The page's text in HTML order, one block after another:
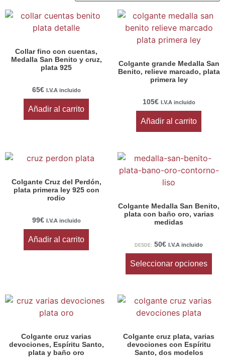
Collar fino con cuentas,
Medalla San Benito y cruz,
plata 925
65€ I.V.A incluido
Añadir al carrito
Colgante grande Medalla San
Benito, relieve marcado, plata
primera ley
105€ I.V.A incluido
Añadir al carrito
Colgante Cruz del Perdón,
plata primera ley 925 con
rodio
99€ I.V.A incluido
Añadir al carrito
Colgante Medalla San Benito,
plata con baño oro, varias
medidas
DESDE: 50€ I.V.A incluido
Seleccionar opciones
Colgante cruz varias
devociones, Espíritu Santo,
plata y baño oro
Colgante cruz plata, varias
devociones con Espíritu
Santo, dos modelos